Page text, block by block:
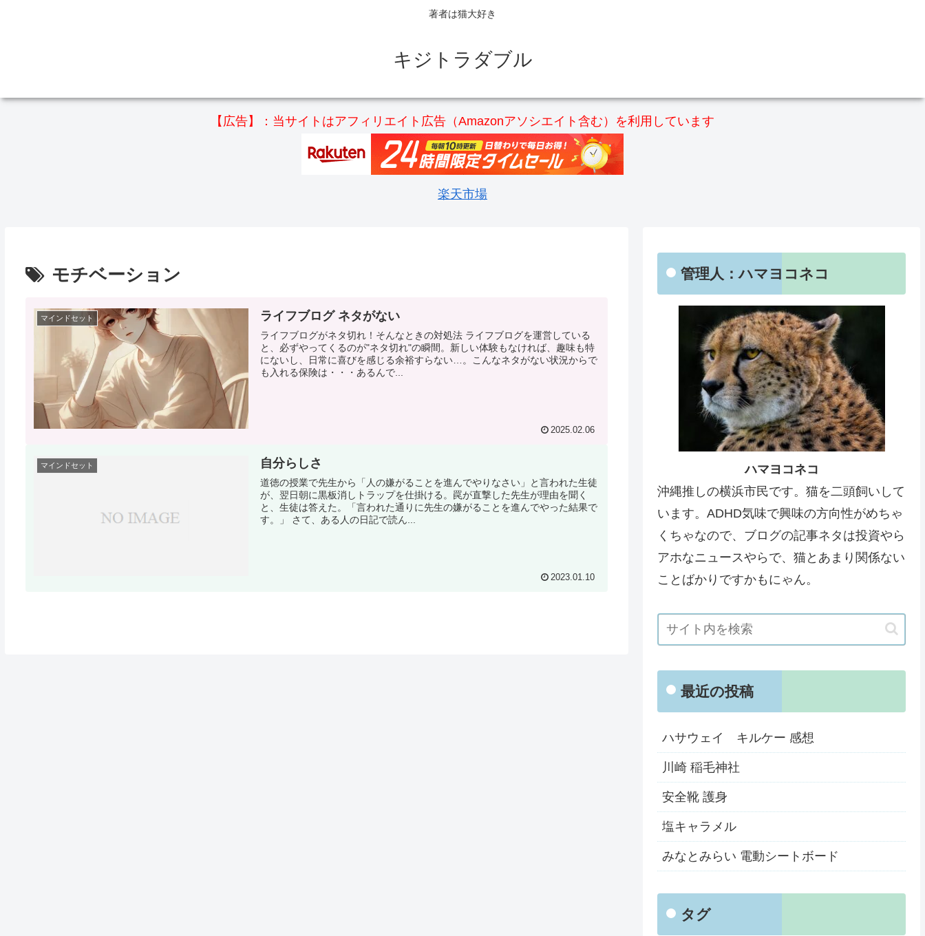
著者は猫大好き
キジトラダブル
【広告】：当サイトはアフィリエイト広告（Amazonアソシエイト含む）を利用しています
楽天市場
モチベーション
マインドセット ライフブログ ネタがない
ライフブログがネタ切れ！そんなときの対処法 ライフブログを運営している
と、必ずやってくるのが"ネタ切れ"の瞬間。新しい体験もなければ、趣味も特
にないし、日常に喜びを感じる余裕すらない…。こんなネタがない状況からで
も入れる保険は・・・あるんで...
2025.02.06
マインドセット 自分らしさ
道徳の授業で先生から「人の嫌がることを進んでやりなさい」と言われた生徒
が、翌日朝に黒板消しトラップを仕掛ける。罠が直撃した先生が理由を聞く
と、生徒は答えた。「言われた通りに先生の嫌がることを進んでやった結果で
す。」 さて、ある人の日記で読ん...
2023.01.10
管理人：ハマヨコネコ
ハマヨコネコ
沖縄推しの横浜市民です。猫を二頭飼いして
います。ADHD気味で興味の方向性がめちゃ
くちゃなので、ブログの記事ネタは投資やら
アホなニュースやらで、猫とあまり関係ない
ことばかりですかもにゃん。
最近の投稿
ハサウェイ キルケー 感想
川崎 稲毛神社
安全靴 護身
塩キャラメル
みなとみらい 電動シートボード
タグ